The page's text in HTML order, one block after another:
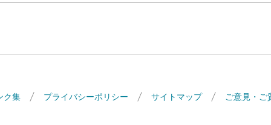
ク集 プライバシーポリシー サイトマップ ご意見・ご